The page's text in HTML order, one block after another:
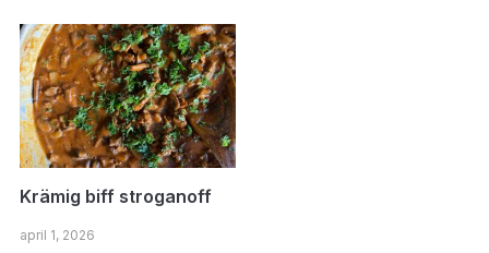
Krämig biff stroganoff
april 1, 2026